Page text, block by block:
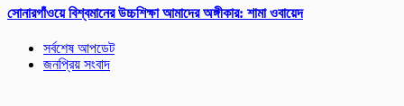
সোনারগাঁওয়ে বিশ্বমানের উচ্চশিক্ষা আমাদের অঙ্গীকার: শামা ওবায়েদ
সর্বশেষ আপডেট
জনপ্রিয় সংবাদ